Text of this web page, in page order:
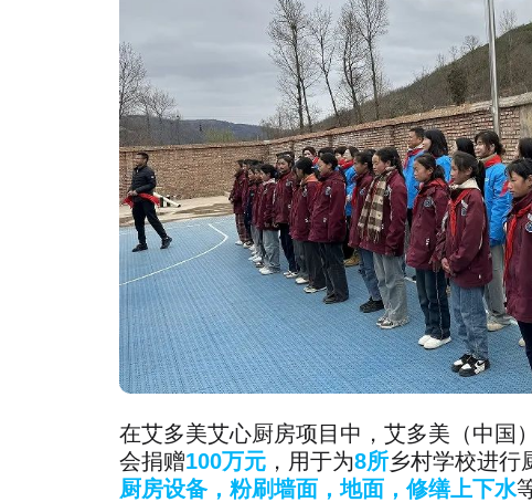
在艾多美艾心厨房项目中，艾多美（中国
会捐赠100万元，用于为8所乡村学校进行
厨房设备，粉刷墙面，地面，修缮上下水